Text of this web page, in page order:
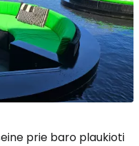
prie baro plaukioti